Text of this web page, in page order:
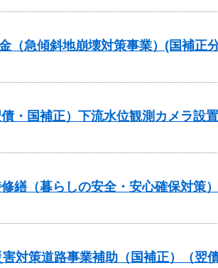
（急傾斜地崩壊対策事業）(国補
・国補正）下流水位観測カメラ設
繕（暮らしの安全・安心確保対策
対策道路事業補助（国補正）（翌